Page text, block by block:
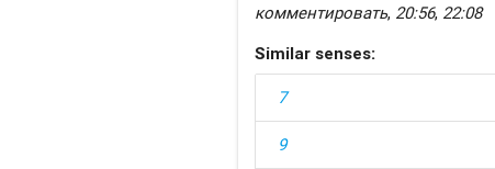
комментировать, 20:56, 22:08
Similar senses:
7
9